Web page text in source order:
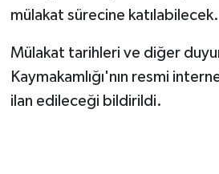
mülakat sürecine katılabilecek.
Mülakat tarihleri ve diğer
Kaymakamlığı'nın resmi
ilan edileceği bildirildi.